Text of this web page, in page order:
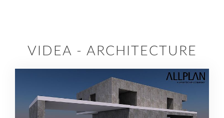
VIDEA - ARCHITECTURE